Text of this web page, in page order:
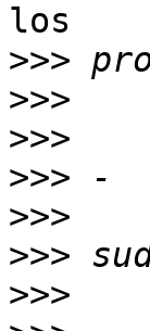
los
>>>
>>>
>>>
>>>
>>>
>>>
>>>